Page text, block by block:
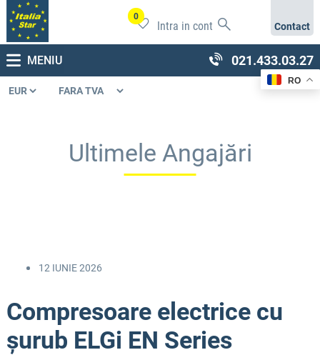
0
Intra in cont Contact
MENIU 021.433.03.27
Ultimele Angajări
12 IUNIE 2026
Compresoare electrice cu
șurub ELGi EN Series
RO